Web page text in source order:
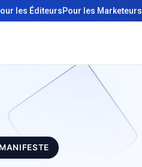
les ÉditeursPour les Marketeurs
MANIFESTE